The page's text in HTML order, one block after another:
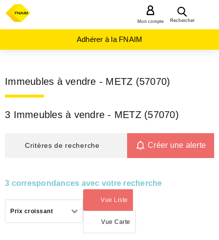
Rechercher
Mon compte
Adhérer à la FNAIM
Immeubles à vendre - METZ (57070)
3 Immeubles à vendre - METZ (57070)
Critères de recherche Créer une alerte
3 correspondances avec votre recherche
Prix croissant
Vue Liste
(activé)
Vue Carte